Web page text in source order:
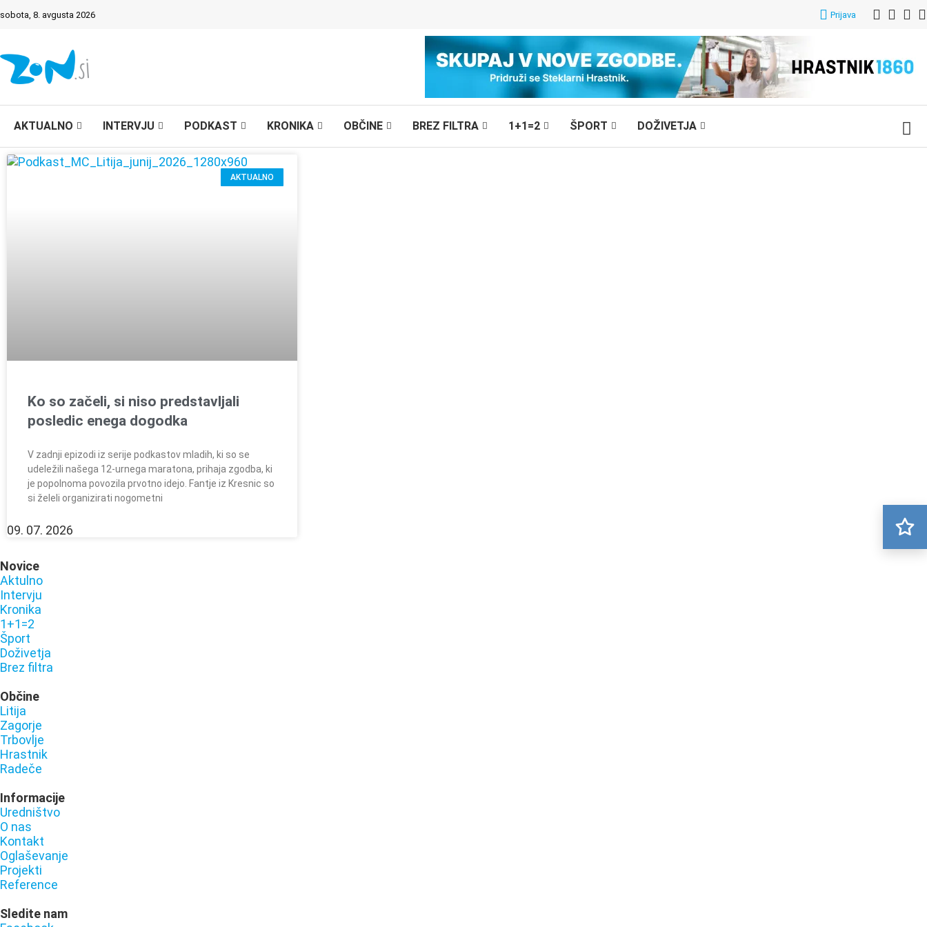
sobota, 8. avgusta 2026 Prijava
AKTUALNO INTERVJU PODKAST KRONIKA OBČINE BREZ FILTRA 1+1=2 ŠPORT DOŽIVETJA
AKTUALNO
Ko so začeli, si niso predstavljali
posledic enega dogodka
V zadnji epizodi iz serije podkastov mladih, ki so se
udeležili našega 12-urnega maratona, prihaja zgodba, ki
je popolnoma povozila prvotno idejo. Fantje iz Kresnic so
si želeli organizirati nogometni
09. 07. 2026
Novice
Aktulno
Intervju
Kronika
1+1=2
Šport
Doživetja
Brez filtra
Občine
Litija
Zagorje
Trbovlje
Hrastnik
Radeče
Informacije
Uredništvo
O nas
Kontakt
Oglaševanje
Projekti
Reference
Sledite nam